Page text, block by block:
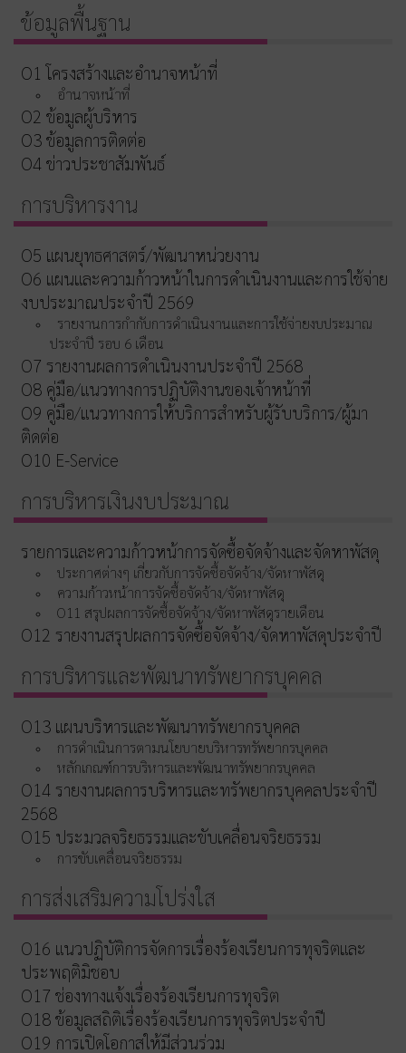
ข้อมูลพื้นฐาน
O1 โครงสร้างและอำนาจหน้าที่
อำนาจหน้าที่
O2 ข้อมูลผู้บริหาร
O3 ข้อมูลการติดต่อ
O4 ข่าวประชาสัมพันธ์
การบริหารงาน
O5 แผนยุทธศาสตร์/พัฒนาหน่วยงาน
O6 แผนและความก้าวหน้าในการดำเนินงานและการใช้จ่าย
งบประมาณประจำปี 2569
รายงานการกำกับการดำเนินงานและการใช้จ่ายงบประมาณ
ประจำปี รอบ 6 เดือน
O7 รายงานผลการดำเนินงานประจำปี 2568
O8 คู่มือ/แนวทางการปฏิบัติงานของเจ้าหน้าที่
O9 คู่มือ/แนวทางการให้บริการสำหรับผู้รับบริการ/ผู้มา
ติดต่อ
O10 E-Service
การบริหารเงินงบประมาณ
รายการและความก้าวหน้าการจัดซื้อจัดจ้างและจัดหาพัสดุ
ประกาศต่างๆ เกี่ยวกับการจัดซื้อจัดจ้าง/จัดหาพัสดุ
ความก้าวหน้าการจัดซื้อจัดจ้าง/จัดหาพัสดุ
O11 สรุปผลการจัดซื้อจัดจ้าง/จัดหาพัสดุรายเดือน
O12 รายงานสรุปผลการจัดซื้อจัดจ้าง/จัดหาพัสดุประจำปี
การบริหารและพัฒนาทรัพยากรบุคคล
O13 แผนบริหารและพัฒนาทรัพยากรบุคคล
การดำเนินการตามนโยบายบริหารทรัพยากรบุคคล
หลักเกณฑ์การบริหารและพัฒนาทรัพยากรบุคคล
O14 รายงานผลการบริหารและทรัพยากรบุคคลประจำปี
2568
O15 ประมวลจริยธรรมและขับเคลื่อนจริยธรรม
การขับเคลื่อนจริยธรรม
การส่งเสริมความโปร่งใส
O16 แนวปฏิบัติการจัดการเรื่องร้องเรียนการทุจริตและ
ประพฤติมิชอบ
O17 ช่องทางแจ้งเรื่องร้องเรียนการทุจริต
O18 ข้อมูลสถิติเรื่องร้องเรียนการทุจริตประจำปี
O19 การเปิดโอกาสให้มีส่วนร่วม